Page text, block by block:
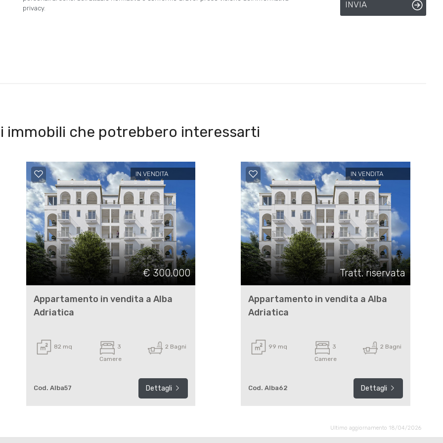
privacy.
INVIA
immobili che potrebbero interessarti
IN VENDITA
€ 300.000
Appartamento in vendita a Alba
Adriatica
82 mq
3
Camere
2 Bagni
Cod. Alba57 Dettagli
IN VENDITA
Tratt. riservata
Appartamento in vendita a Alba
Adriatica
99 mq
3
Camere
2 Bagni
Cod. Alba62 Dettagli
Ultimo aggiornamento 18/04/2026